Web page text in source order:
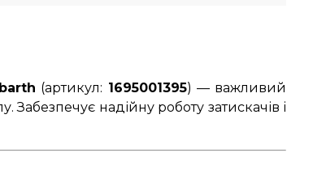
(артикул: 1695001395) — важливий
надійну роботу затискачів і